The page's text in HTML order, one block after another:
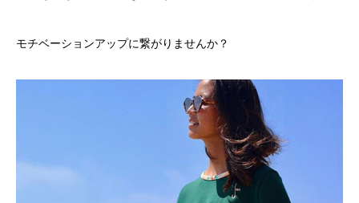
モチベーションアップに繋がりませんか？